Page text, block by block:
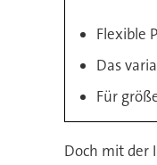
Flexible
Das
Für
Doch mit der